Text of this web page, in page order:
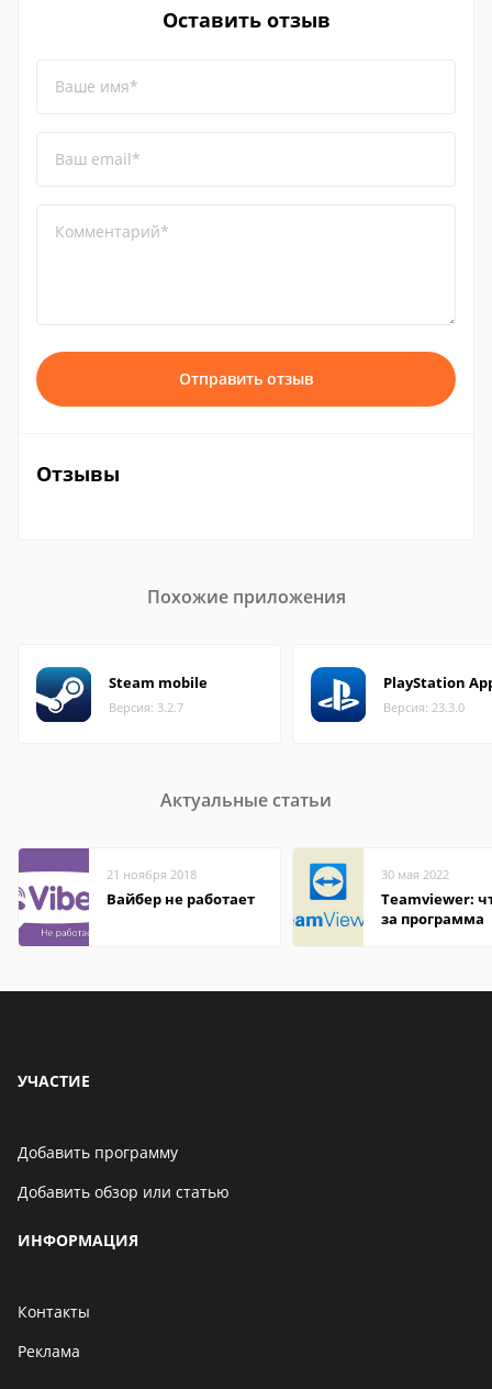
Оставить отзыв
Ваше имя*
Ваш email*
Комментарий*
Отправить отзыв
Отзывы
Похожие приложения
Steam mobile
Версия: 3.2.7
PlayStation
Версия: 23.3.0
Актуальные статьи
21 ноября 2018
Вайбер не работает
30 мая 2022
Teamviewer:
за программа
УЧАСТИЕ
Добавить программу
Добавить обзор или статью
ИНФОРМАЦИЯ
Контакты
Реклама